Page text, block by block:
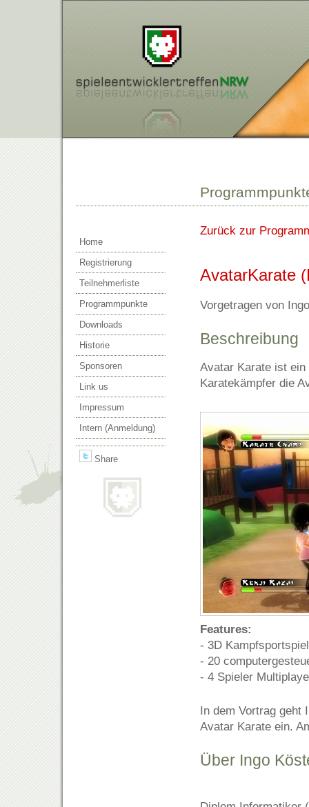
Home
Registrierung
Teilnehmerliste
Programmpunkte
Downloads
Historie
Sponsoren
Link us
Impressum
Intern (Anmeldung)
Share
Zurück zur
AvatarKarate
Vorgetragen von
Beschreibung
Avatar Karate ist
Karatekämpfer die
Features:
- 3D Kampfsportspiel
- 20
- 4 Spieler
In dem Vortrag geht
Avatar Karate ein.
Über Ingo